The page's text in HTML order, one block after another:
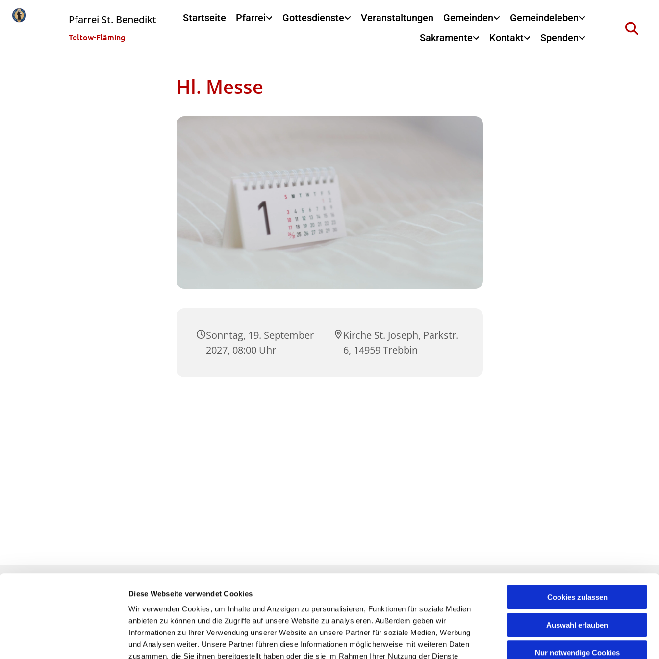
Diese Webseite verwendet Cookies
Wir verwenden Cookies, um Inhalte und Anzeigen zu personalisieren, Funktionen für soziale Medien
anbieten zu können und die Zugriffe auf unsere Website zu analysieren. Außerdem geben wir
Informationen zu Ihrer Verwendung unserer Website an unsere Partner für soziale Medien, Werbung
und Analysen weiter. Unsere Partner führen diese Informationen möglicherweise mit weiteren Daten
zusammen, die Sie ihnen bereitgestellt haben oder die sie im Rahmen Ihrer Nutzung der Dienste
Cookies zulassen
Auswahl erlauben
Nur notwendige Cookies
Pfarrei St. Benedikt
Teltow-Fläming
Startseite Pfarrei Gottesdienste Veranstaltungen Gemeinden
Gemeindeleben
Sakramente
Kontakt Spenden
Hl. Messe
Sonntag, 19. September
2027, 08:00 Uhr
Kirche St. Joseph, Parkstr.
6, 14959 Trebbin
Katholische Kirchengemeinde
Pfarrei St. Benedikt Teltow-Fläming
Veranstaltungen
Pfarrbüro
Prävention
Webmasterteam
Redaktionsteam
RECHTLICHES
Datenschutz